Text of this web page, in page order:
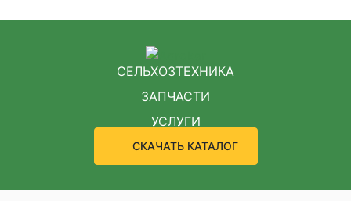
СЕЛЬХОЗТЕХНИКА
ЗАПЧАСТИ
УСЛУГИ
СКАЧАТЬ КАТАЛОГ